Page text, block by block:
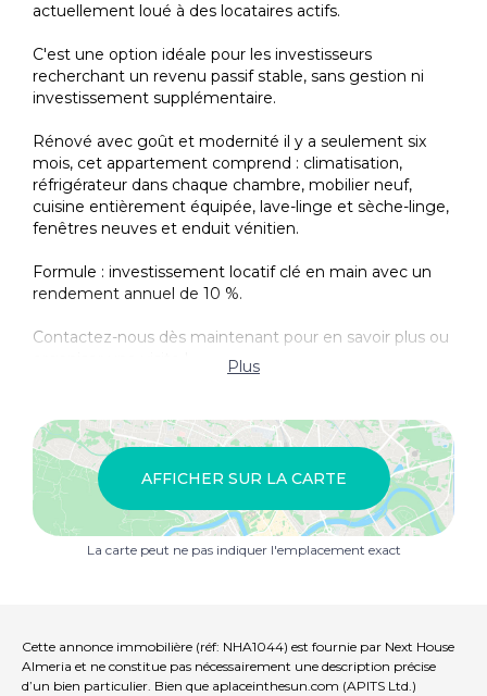
actuellement loué à des locataires actifs.
C'est une option idéale pour les investisseurs
recherchant un revenu passif stable, sans gestion ni
investissement supplémentaire.
Rénové avec goût et modernité il y a seulement six
mois, cet appartement comprend : climatisation,
réfrigérateur dans chaque chambre, mobilier neuf,
cuisine entièrement équipée, lave-linge et sèche-linge,
fenêtres neuves et enduit vénitien.
Formule : investissement locatif clé en main avec un
rendement annuel de 10 %.
Contactez-nous dès maintenant pour en savoir plus ou
Plus
AFFICHER SUR LA CARTE
La carte peut ne pas indiquer l'emplacement exact
Cette annonce immobilière (réf: NHA1044) est fournie par Next House
Almeria et ne constitue pas nécessairement une description précise
d’un bien particulier. Bien que aplaceinthesun.com (APITS Ltd.)